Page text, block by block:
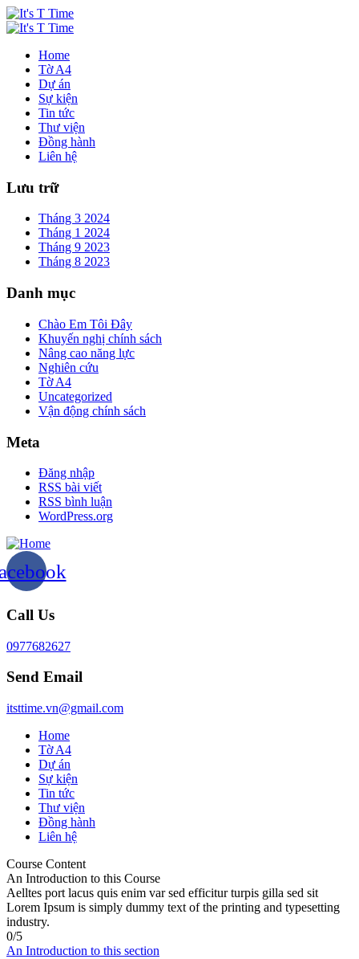
Home
Tờ A4
Dự án
Sự kiện
Tin tức
Thư viện
Đồng hành
Liên hệ
Lưu trữ
Tháng 3 2024
Tháng 1 2024
Tháng 9 2023
Tháng 8 2023
Danh mục
Chào Em Tôi Đây
Khuyến nghị chính sách
Nâng cao năng lực
Nghiên cứu
Tờ A4
Uncategorized
Vận động chính sách
Meta
Đăng nhập
RSS bài viết
RSS bình luận
WordPress.org
Call Us
0977682627
Send Email
itsttime.vn@gmail.com
Home
Tờ A4
Dự án
Sự kiện
Tin tức
Thư viện
Đồng hành
Liên hệ
Course Content
An Introduction to this Course
Aelltes port lacus quis enim var sed efficitur turpis gilla sed sit
Lorem Ipsum is simply dummy text of the printing and typesetting
industry.
0/5
An Introduction to this section